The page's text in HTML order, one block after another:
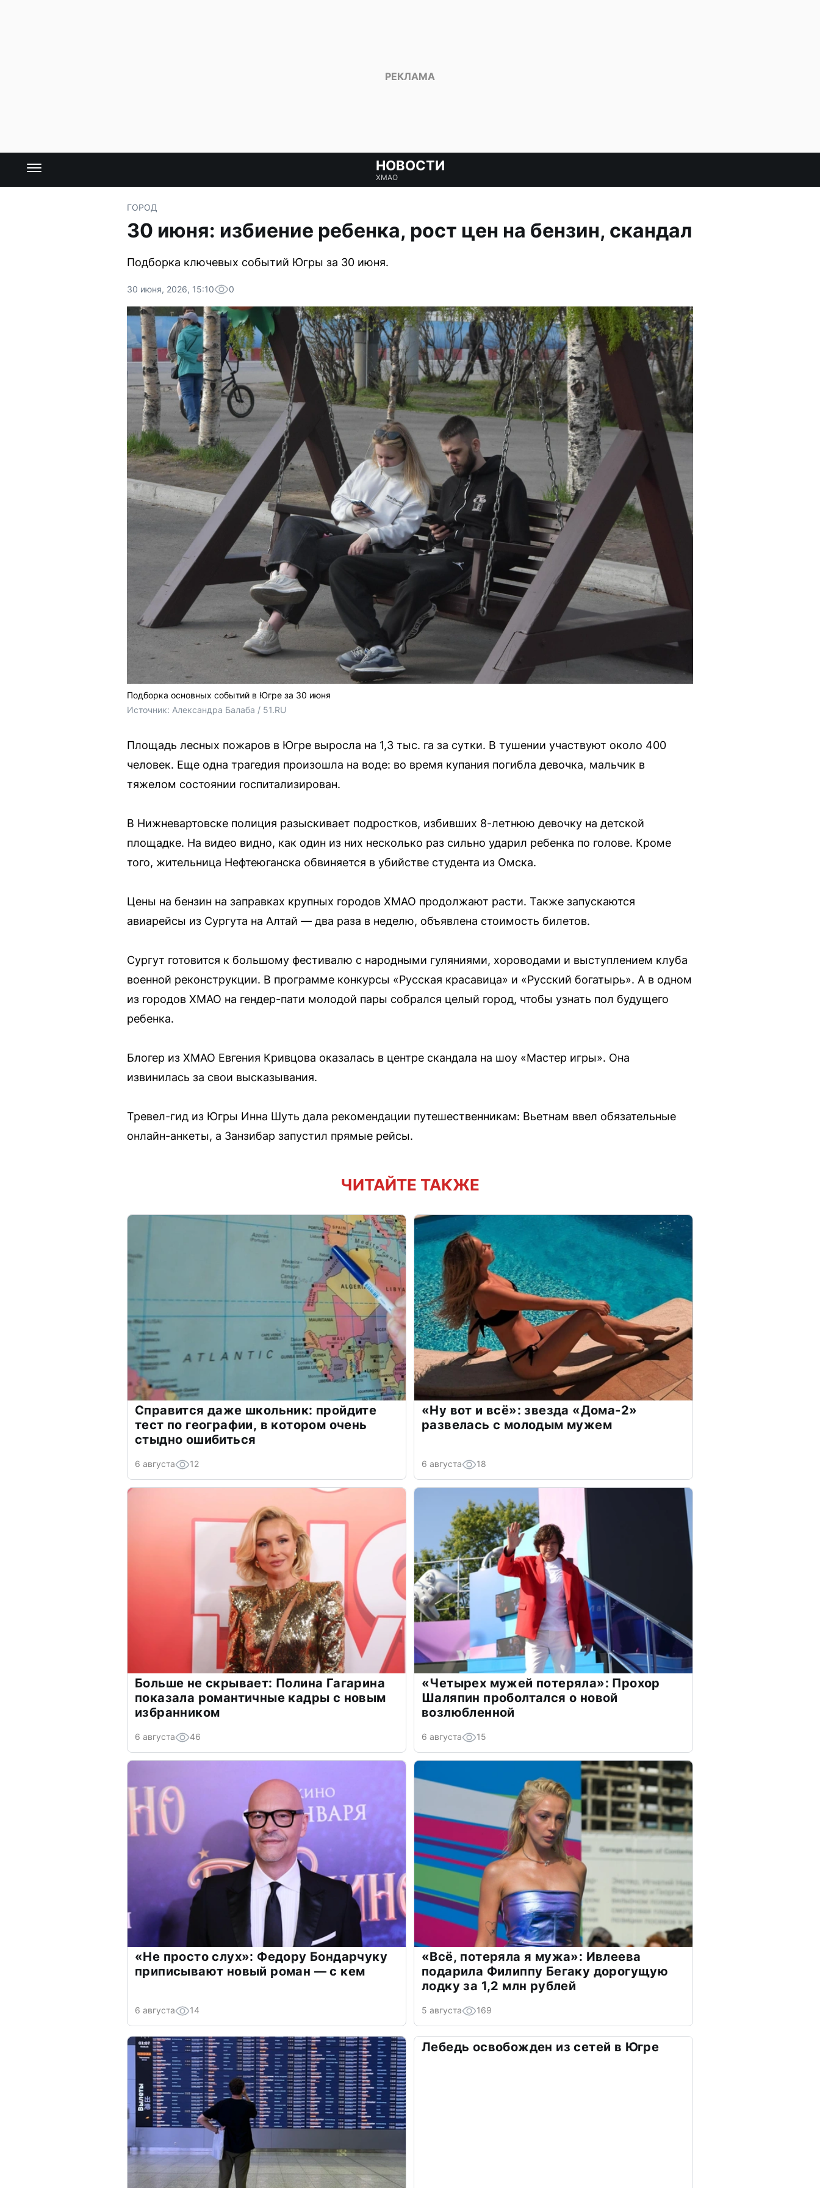
НОВОСТИ
ХМАО
ГОРОД
30 июня: избиение ребенка, рост цен на бензин, скандал
Подборка ключевых событий Югры за 30 июня.
30 июня, 2026, 15:10 0
Подборка основных событий в Югре за 30 июня
Источник: Александра Балаба / 51.RU
Площадь лесных пожаров в Югре выросла на 1,3 тыс. га за сутки. В тушении участвуют около 400
человек. Еще одна трагедия произошла на воде: во время купания погибла девочка, мальчик в
тяжелом состоянии госпитализирован.
В Нижневартовске полиция разыскивает подростков, избивших 8-летнюю девочку на детской
площадке. На видео видно, как один из них несколько раз сильно ударил ребенка по голове. Кроме
того, жительница Нефтеюганска обвиняется в убийстве студента из Омска.
Цены на бензин на заправках крупных городов ХМАО продолжают расти. Также запускаются
авиарейсы из Сургута на Алтай — два раза в неделю, объявлена стоимость билетов.
Сургут готовится к большому фестивалю с народными гуляниями, хороводами и выступлением клуба
военной реконструкции. В программе конкурсы «Русская красавица» и «Русский богатырь». А в одном
из городов ХМАО на гендер-пати молодой пары собрался целый город, чтобы узнать пол будущего
ребенка.
Блогер из ХМАО Евгения Кривцова оказалась в центре скандала на шоу «Мастер игры». Она
извинилась за свои высказывания.
Тревел-гид из Югры Инна Шуть дала рекомендации путешественникам: Вьетнам ввел обязательные
онлайн-анкеты, а Занзибар запустил прямые рейсы.
ЧИТАЙТЕ ТАКЖЕ
Справится даже школьник: пройдите
тест по географии, в котором очень
стыдно ошибиться
6 августа 12
«Ну вот и всё»: звезда «Дома-2»
развелась с молодым мужем
6 августа 18
Больше не скрывает: Полина Гагарина
показала романтичные кадры с новым
избранником
6 августа 46
«Четырех мужей потеряла»: Прохор
Шаляпин проболтался о новой
возлюбленной
6 августа 15
«Не просто слух»: Федору Бондарчуку
приписывают новый роман — с кем
6 августа 14
«Всё, потеряла я мужа»: Ивлеева
подарила Филиппу Бегаку дорогущую
лодку за 1,2 млн рублей
5 августа 169
Лебедь освобожден из сетей в Югре